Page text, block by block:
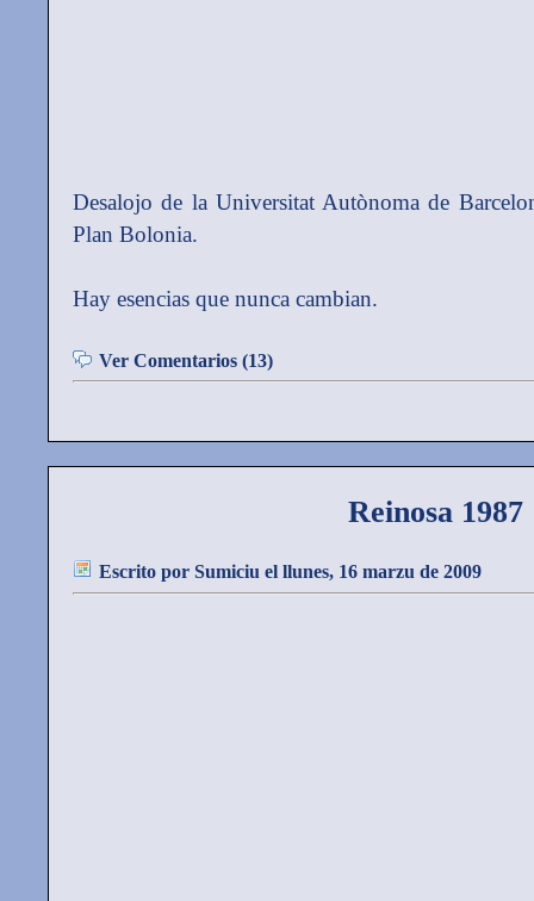
Desalojo de la Universitat Autònoma de
Plan Bolonia.
Hay esencias que nunca cambian.
Ver Comentarios (13)
Reinosa 1987
Escrito por Sumiciu el llunes, 16 marzu de 2009